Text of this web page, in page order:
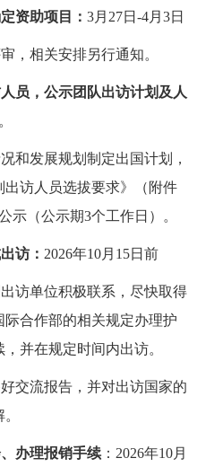
资助项目： 3月 27日 -4月 3日
，相关安排另行通知。
员，公示团队出访计划及人
和发展规划制定出国计划，
访人员选拔要求》（附件
示（公示期3个工作日）。
访： 2026年10月 15日前
访单位积极联系，尽快取得
合作部的相关规定办理护
并在规定时间内出访。
交流报告，并对出访国家的
办理报销手续： 2026年10月